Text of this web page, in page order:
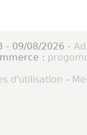
- 09/08/2026 -
:
d'utilisation -